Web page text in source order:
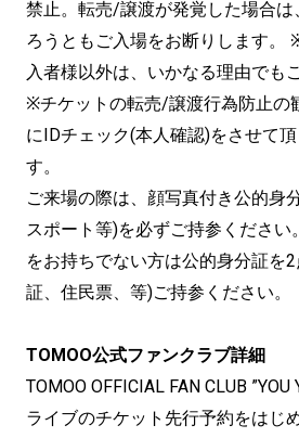
禁止。転売/譲渡が発覚した場合は
ろうともご入場をお断りします。
入者様以外は、いかなる理由でも
※チケットの転売/譲渡行為防止の
にIDチェック(本人確認)をさせて
す。
ご来場の際は、顔写真付き公的身
スポート等)を必ずご持参くださ
をお持ちでない方は公的身分証を
証、住⺠票、等)ご持参ください。
TOMOO公式ファンクラブ詳細
TOMOO OFFICIAL FAN CLUB ”YOU
ライブのチケット先行予約をはじ